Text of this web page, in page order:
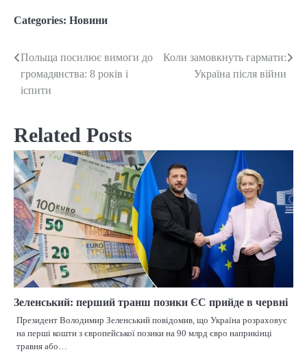
Categories: Новини
Post
navigation
Польща посилює вимоги до
громадянства: 8 років і
іспити
Коли замовкнуть гармати:
Україна після війни
Related Posts
Зеленський: перший транш позики ЄС прийде в червні
Президент Володимир Зеленський повідомив, що Україна розраховує
на перші кошти з європейської позики на 90 млрд євро наприкінці
травня або…